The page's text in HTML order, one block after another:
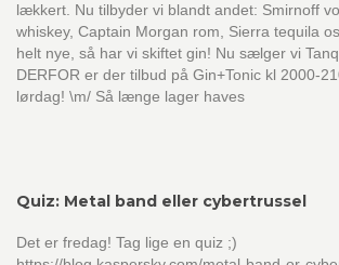
lækkert. Nu tilbyder vi blandt andet: Smirnoff
whiskey, Captain Morgan rom, Sierra tequila
helt nye, så har vi skiftet gin! Nu sælger vi
DERFOR er der tilbud på Gin+Tonic kl 2000-
lørdag! \m/ Så længe lager haves
Quiz: Metal band eller cybertrussel
Det er fredag! Tag lige en quiz ;)